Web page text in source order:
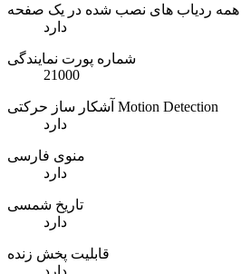
همه ردیاب های نصب شده در یک صفحه
دارد
شماره پورت نمایندگی
21000
آشکار ساز حرکتی Motion Detection
دارد
منوی فارسی
دارد
تاریخ شمسی
دارد
قابلیت پخش زنده
دارد